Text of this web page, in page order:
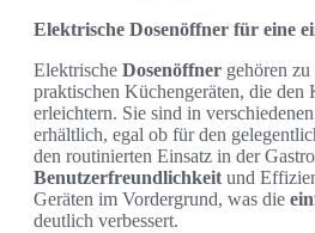
Elektrische Dosenöffner für eine
Elektrische Dosenöffner gehören
praktischen Küchengeräten, die den
erleichtern. Sie sind in
erhältlich, egal ob für den
den routinierten Einsatz in der
Benutzerfreundlichkeit und
Geräten im Vordergrund, was die
deutlich verbessert.